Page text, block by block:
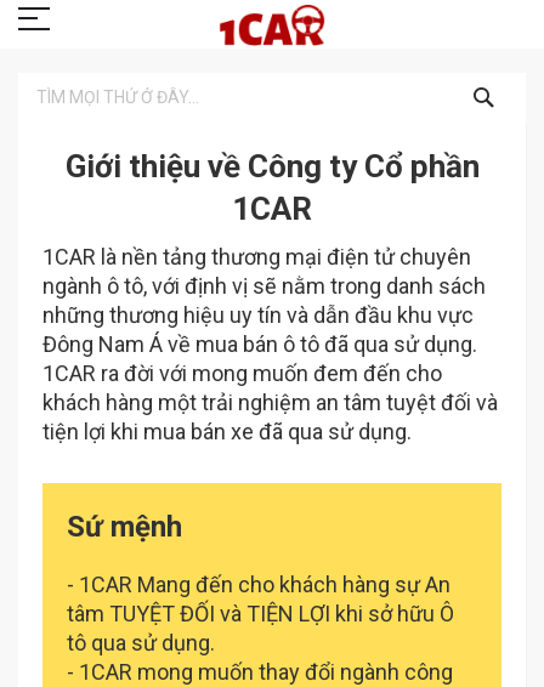
KIẾM
Giới thiệu về Công ty Cổ phần
1CAR
1CAR là nền tảng thương mại điện tử chuyên
ngành ô tô, với định vị sẽ nằm trong danh sách
những thương hiệu uy tín và dẫn đầu khu vực
Đông Nam Á về mua bán ô tô đã qua sử dụng.
1CAR ra đời với mong muốn đem đến cho
khách hàng một trải nghiệm an tâm tuyệt đối và
tiện lợi khi mua bán xe đã qua sử dụng.
Sứ mệnh
- 1CAR Mang đến cho khách hàng sự An
tâm TUYỆT ĐỐI và TIỆN LỢI khi sở hữu Ô
tô qua sử dụng.
- 1CAR mong muốn thay đổi ngành công